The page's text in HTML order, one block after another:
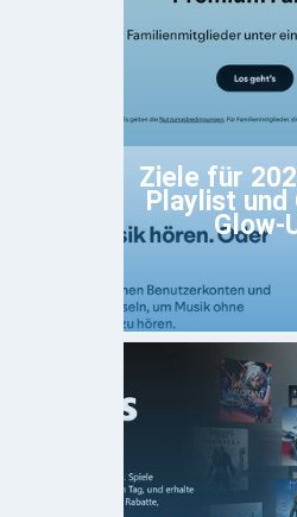
Ziele für
Playlist und
Glow-